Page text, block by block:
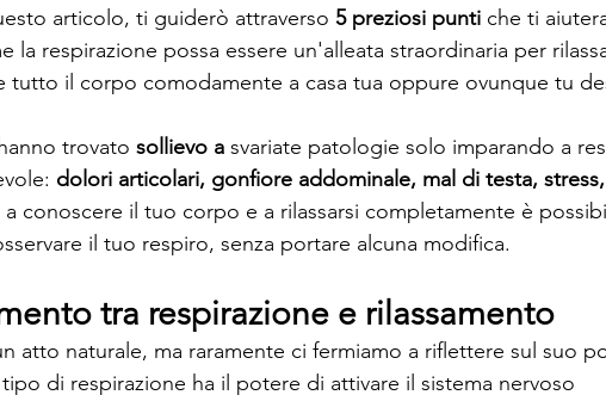
articolo, ti guiderò attraverso 5 preziosi punti che ti
la respirazione possa essere un'alleata straordinaria per
tutto il corpo comodamente a casa tua oppure ovunque tu
trovato sollievo a svariate patologie solo imparando a
dolori articolari, gonfiore addominale, mal di testa, stress,
a conoscere il tuo corpo e a rilassarsi completamente è
il tuo respiro, senza portare alcuna modifica.
tra respirazione e rilassamento
atto naturale, ma raramente ci fermiamo a riflettere sul suo
di respirazione ha il potere di attivare il sistema nervoso